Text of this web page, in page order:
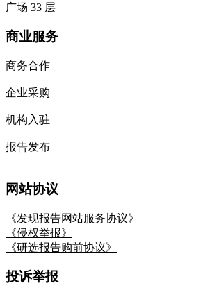
广场 33 层
商业服务
商务合作
企业采购
机构入驻
报告发布
网站协议
《发现报告网站服务协议》
《侵权举报》
《研选报告购前协议》
投诉举报